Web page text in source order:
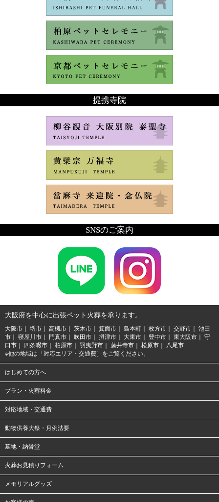
提携寺院
SNSのご案内
大阪府を中心に出張ペット火葬を承ります。
大阪市 堺市 高槻市 茨木市 箕面市 島本町 枚方市 交野市
池田
市
寝屋川市 門真市 吹田市 摂津市 大東市 豊中市 東大阪市
守
口市
四条畷市 柏原市 羽曳野市 藤井寺市 松原市
八尾市
※他の地域は「対応エリア・交通費］をご覧ください。
はじめての方へ
プラン・火葬料金
対応地域・交通費
動物供養大祭・月例法要
墓地・納骨堂
火葬お見積りフォーム
メモリアルグッズ